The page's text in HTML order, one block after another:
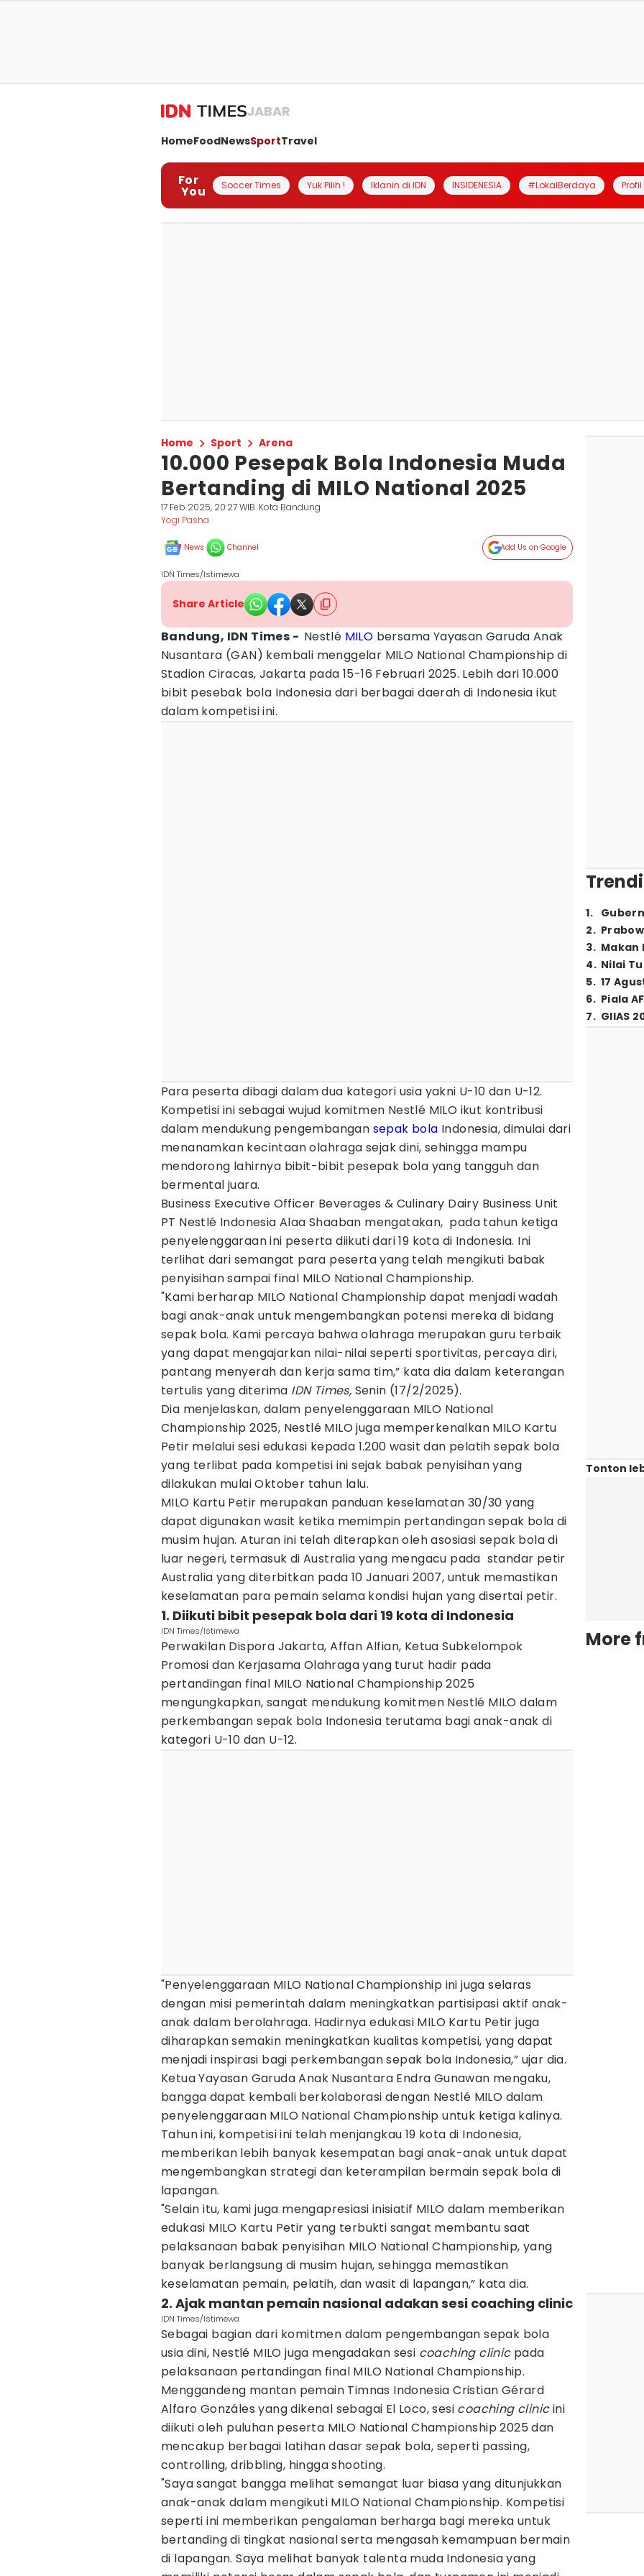
JABAR
HomeFoodNewsSportTravel
For
You Soccer Times Yuk Pilih ! Iklanin di IDN INSIDENESIA #LokalBerdaya
Home Sport Arena
10.000 Pesepak Bola Indonesia Muda
Bertanding di MILO National 2025
17 Feb 2025, 20:27 WIB Kota Bandung
Yogi Pasha
News Channel Add Us on Google
IDN Times/Istimewa
Share Article
Bandung, IDN Times - Nestlé MILO bersama Yayasan Garuda Anak
Nusantara (GAN) kembali menggelar MILO National Championship di
Stadion Ciracas, Jakarta pada 15-16 Februari 2025. Lebih dari 10.000
bibit pesebak bola Indonesia dari berbagai daerah di Indonesia ikut
dalam kompetisi ini.
Para peserta dibagi dalam dua kategori usia yakni U-10 dan U-12.
Kompetisi ini sebagai wujud komitmen Nestlé MILO ikut kontribusi
dalam mendukung pengembangan sepak bola Indonesia, dimulai dari
menanamkan kecintaan olahraga sejak dini, sehingga mampu
mendorong lahirnya bibit-bibit pesepak bola yang tangguh dan
bermental juara.
Business Executive Officer Beverages & Culinary Dairy Business Unit
PT Nestlé Indonesia Alaa Shaaban mengatakan, pada tahun ketiga
penyelenggaraan ini peserta diikuti dari 19 kota di Indonesia. Ini
terlihat dari semangat para peserta yang telah mengikuti babak
penyisihan sampai final MILO National Championship.
"Kami berharap MILO National Championship dapat menjadi wadah
bagi anak-anak untuk mengembangkan potensi mereka di bidang
sepak bola. Kami percaya bahwa olahraga merupakan guru terbaik
yang dapat mengajarkan nilai-nilai seperti sportivitas, percaya diri,
pantang menyerah dan kerja sama tim,” kata dia dalam keterangan
tertulis yang diterima IDN Times, Senin (17/2/2025).
Dia menjelaskan, dalam penyelenggaraan MILO National
Championship 2025, Nestlé MILO juga memperkenalkan MILO Kartu
Petir melalui sesi edukasi kepada 1.200 wasit dan pelatih sepak bola
yang terlibat pada kompetisi ini sejak babak penyisihan yang
dilakukan mulai Oktober tahun lalu.
MILO Kartu Petir merupakan panduan keselamatan 30/30 yang
dapat digunakan wasit ketika memimpin pertandingan sepak bola di
musim hujan. Aturan ini telah diterapkan oleh asosiasi sepak bola di
luar negeri, termasuk di Australia yang mengacu pada standar petir
Australia yang diterbitkan pada 10 Januari 2007, untuk memastikan
keselamatan para pemain selama kondisi hujan yang disertai petir.
1. Diikuti bibit pesepak bola dari 19 kota di Indonesia
IDN Times/Istimewa
Perwakilan Dispora Jakarta, Affan Alfian, Ketua Subkelompok
Promosi dan Kerjasama Olahraga yang turut hadir pada
pertandingan final MILO National Championship 2025
mengungkapkan, sangat mendukung komitmen Nestlé MILO dalam
perkembangan sepak bola Indonesia terutama bagi anak-anak di
kategori U-10 dan U-12.
"Penyelenggaraan MILO National Championship ini juga selaras
dengan misi pemerintah dalam meningkatkan partisipasi aktif anak-
anak dalam berolahraga. Hadirnya edukasi MILO Kartu Petir juga
diharapkan semakin meningkatkan kualitas kompetisi, yang dapat
menjadi inspirasi bagi perkembangan sepak bola Indonesia,” ujar dia.
Ketua Yayasan Garuda Anak Nusantara Endra Gunawan mengaku,
bangga dapat kembali berkolaborasi dengan Nestlé MILO dalam
penyelenggaraan MILO National Championship untuk ketiga kalinya.
Tahun ini, kompetisi ini telah menjangkau 19 kota di Indonesia,
memberikan lebih banyak kesempatan bagi anak-anak untuk dapat
mengembangkan strategi dan keterampilan bermain sepak bola di
lapangan.
"Selain itu, kami juga mengapresiasi inisiatif MILO dalam memberikan
edukasi MILO Kartu Petir yang terbukti sangat membantu saat
pelaksanaan babak penyisihan MILO National Championship, yang
banyak berlangsung di musim hujan, sehingga memastikan
keselamatan pemain, pelatih, dan wasit di lapangan,” kata dia.
2. Ajak mantan pemain nasional adakan sesi coaching clinic
IDN Times/Istimewa
Sebagai bagian dari komitmen dalam pengembangan sepak bola
usia dini, Nestlé MILO juga mengadakan sesi coaching clinicpada
pelaksanaan pertandingan final MILO National Championship.
Menggandeng mantan pemain Timnas Indonesia Cristian Gérard
Alfaro Gonzáles yang dikenal sebagai El Loco, sesi coaching clinicini
diikuti oleh puluhan peserta MILO National Championship 2025 dan
mencakup berbagai latihan dasar sepak bola, seperti passing,
controlling, dribbling, hingga shooting.
"Saya sangat bangga melihat semangat luar biasa yang ditunjukkan
anak-anak dalam mengikuti MILO National Championship. Kompetisi
seperti ini memberikan pengalaman berharga bagi mereka untuk
bertanding di tingkat nasional serta mengasah kemampuan bermain
di lapangan. Saya melihat banyak talenta muda Indonesia yang
1.
2.
3. Makan
4. Nilai
5. 17
6. Piala
7. GIIAS
Tonton
More